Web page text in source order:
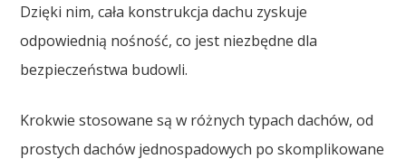
Dzięki nim, cała konstrukcja dachu zyskuje
odpowiednią nośność, co jest niezbędne dla
bezpieczeństwa budowli.
Krokwie stosowane są w różnych typach dachów, od
prostych dachów jednospadowych po skomplikowane